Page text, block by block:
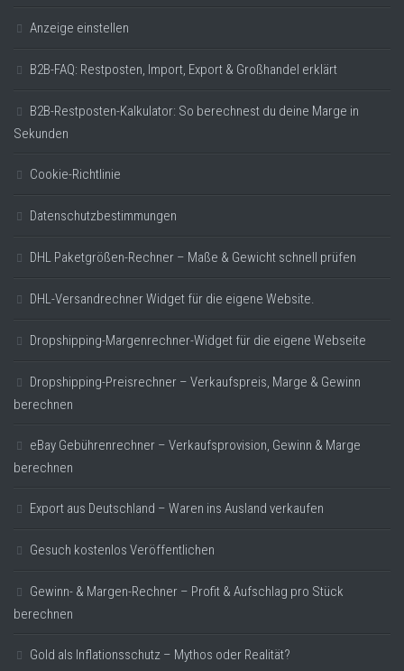
Anzeige einstellen
B2B-FAQ: Restposten, Import, Export & Großhandel erklärt
B2B-Restposten-Kalkulator: So berechnest du deine Marge in
Sekunden
Cookie-Richtlinie
Datenschutzbestimmungen
DHL Paketgrößen-Rechner – Maße & Gewicht schnell prüfen
DHL-Versandrechner Widget für die eigene Website.
Dropshipping-Margenrechner-Widget für die eigene Webseite
Dropshipping-Preisrechner – Verkaufspreis, Marge & Gewinn
berechnen
eBay Gebührenrechner – Verkaufsprovision, Gewinn & Marge
berechnen
Export aus Deutschland – Waren ins Ausland verkaufen
Gesuch kostenlos Veröffentlichen
Gewinn- & Margen-Rechner – Profit & Aufschlag pro Stück
berechnen
Gold als Inflationsschutz – Mythos oder Realität?